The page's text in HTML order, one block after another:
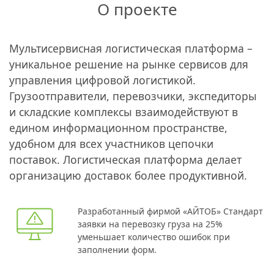
О проекте
Мультисервисная логистическая платформа –
уникальное решение на рынке сервисов для
управления цифровой логистикой.
Грузоотправители, перевозчики, экспедиторы
и складские комплексы взаимодействуют в
едином информационном пространстве,
удобном для всех участников цепочки
поставок. Логистическая платформа делает
организацию доставок более продуктивной.
Разработанный фирмой «АЙТОБ» Стандарт
заявки на перевозку груза на 25%
уменьшает количество ошибок при
заполнении форм.